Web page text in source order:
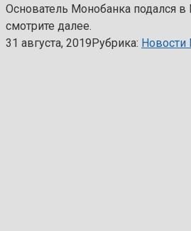
Основатель Монобанка подался
смотрите далее.
31 августа, 2019Рубрика: Новости